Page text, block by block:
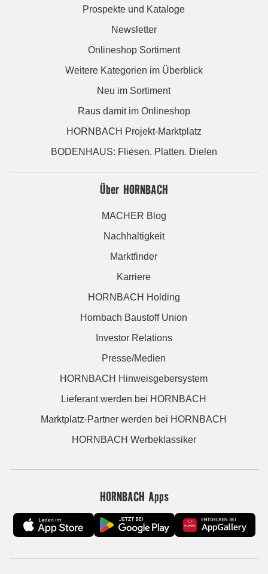
Prospekte und Kataloge
Newsletter
Onlineshop Sortiment
Weitere Kategorien im Überblick
Neu im Sortiment
Raus damit im Onlineshop
HORNBACH Projekt-Marktplatz
BODENHAUS: Fliesen. Platten. Dielen
Über HORNBACH
MACHER Blog
Nachhaltigkeit
Marktfinder
Karriere
HORNBACH Holding
Hornbach Baustoff Union
Investor Relations
Presse/Medien
HORNBACH Hinweisgebersystem
Lieferant werden bei HORNBACH
Marktplatz-Partner werden bei HORNBACH
HORNBACH Werbeklassiker
HORNBACH Apps